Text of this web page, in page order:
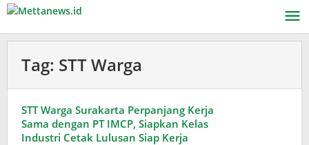
Lewati
konten
Tag: STT Warga
STT Warga Surakarta Perpanjang Kerja
Sama dengan PT IMCP, Siapkan Kelas
Industri Cetak Lulusan Siap Kerja